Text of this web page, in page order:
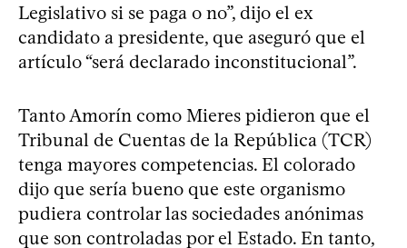
Legislativo si se paga o no”, dijo el ex
candidato a presidente, que aseguró que el
artículo “será declarado inconstitucional”.
Tanto Amorín como Mieres pidieron que el
Tribunal de Cuentas de la República (TCR)
tenga mayores competencias. El colorado
dijo que sería bueno que este organismo
pudiera controlar las sociedades anónimas
que son controladas por el Estado. En tanto,